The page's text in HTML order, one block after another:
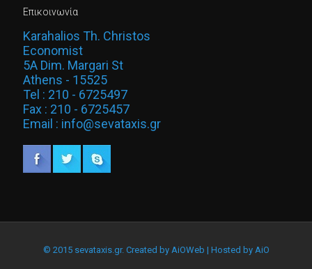
Επικοινωνία
Karahalios Th. Christos
Economist
5A Dim. Margari St
Athens - 15525
Tel : 210 - 6725497
Fax : 210 - 6725457
Email : info@sevataxis.gr
© 2015 sevataxis.gr. Created by AiOWeb | Hosted by AiO